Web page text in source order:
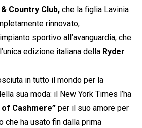
Country Club, che la figlia Lavinia
rinnovato,
sportivo all’avanguardia, che
edizione italiana della Ryder
in tutto il mondo per la
sua moda: il New York Times l’ha
of Cashmere” per il suo amore per
ha usato fin dalla prima